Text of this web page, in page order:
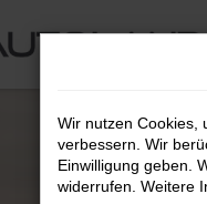
Wir nutzen Cookies,
verbessern. Wir
Einwilligung geben.
widerrufen. Weitere